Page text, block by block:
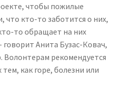
чтобы пожилые
что кто-то заботится о них,
то обращает на них
говорит Анита Бузас-Ковач,
Волонтерам рекомендуется
как горе, болезни или